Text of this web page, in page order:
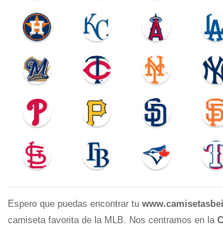
Espero que puedas encontrar tu
camiseta favorita de la MLB. Nos centramos en la